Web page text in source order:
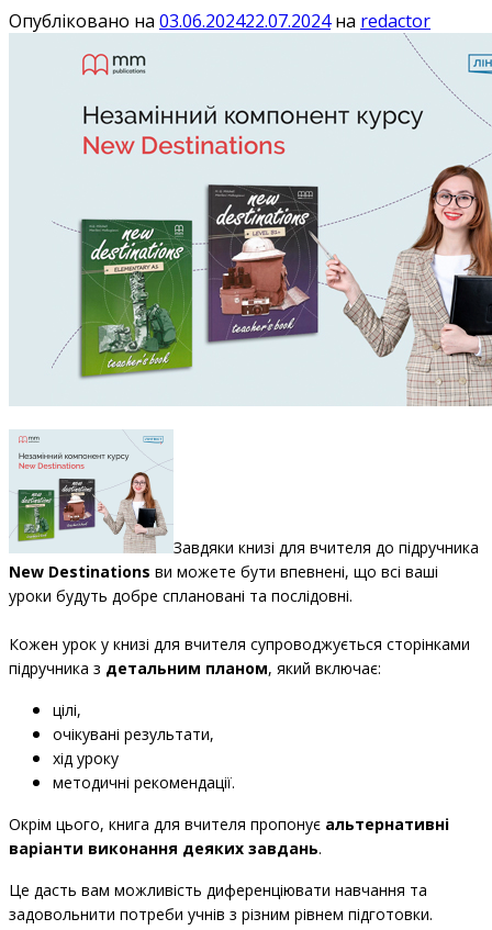
Опубліковано на 03.06.202422.07.2024на redactor
Завдяки книзі для вчителя до підручника
New Destinations ви можете бути впевнені, що всі ваші
уроки будуть добре сплановані та послідовні.
Кожен урок у книзі для вчителя супроводжується сторінками
підручника з детальним планом, який включає:
цілі,
очікувані результати,
хід уроку
методичні рекомендації.
Окрім цього, книга для вчителя пропонує альтернативні
варіанти виконання деяких завдань.
Це дасть вам можливість диференціювати навчання та
задовольнити потреби учнів з різним рівнем підготовки.